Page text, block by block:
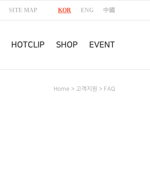
SITE MAP KOR ENG 中國
HOTCLIP SHOP EVENT
Home > 고객지원 > FAQ